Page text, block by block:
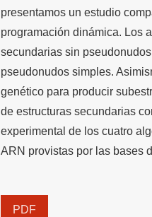
presentamos un estudio
programación dinámica. Los
secundarias sin
pseudonudos simples.
genético para producir
de estructuras secundarias
experimental de los cuatro
ARN provistas por las bases
PDF